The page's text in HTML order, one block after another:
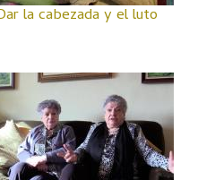
la cabezada y el luto